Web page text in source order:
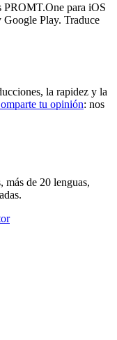
PROMT.One para iOS
Play. Traduce
la rapidez y la
tu opinión: nos
de 20 lenguas,